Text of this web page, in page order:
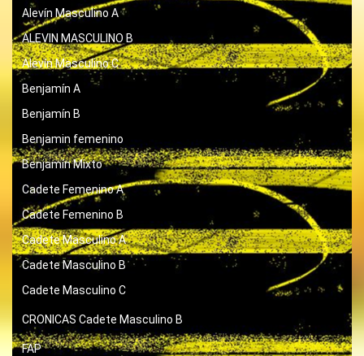
Alevín Masculino A
ALEVIN MASCULINO B
Alevín Masculino C
Benjamín A
Benjamín B
Benjamin femenino
Benjamín Mixto
Cadete Femenino A
Cadete Femenino B
Cadete Masculino A
Cadete Masculino B
Cadete Masculino C
CRONICAS Cadete Masculino B
FAP